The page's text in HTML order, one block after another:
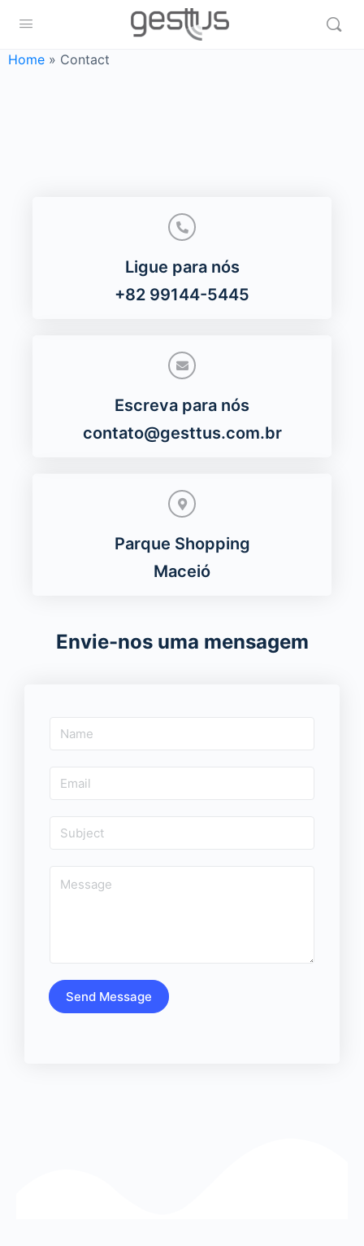
Home » Contact
Ligue para nós
+82 99144-5445
Escreva para nós
contato@gesttus.com.br
Parque Shopping
Maceió
Envie-nos uma mensagem
Send Message